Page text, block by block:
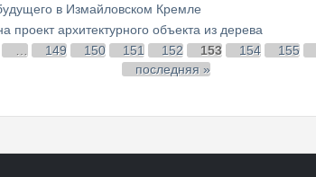
в Измайловском Кремле
проект архитектурного объекта из дерева
149 150 151 152 153 154 155
последняя »